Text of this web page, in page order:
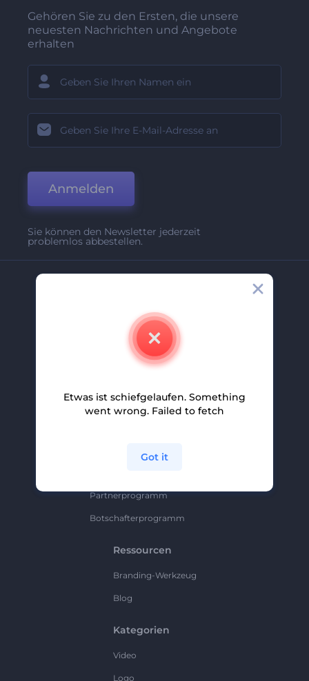
Gehören Sie zu den Ersten, die unsere
neuesten Nachrichten und Angebote
erhalten
Anmelden
Sie können den Newsletter jederzeit
problemlos abbestellen.
Partnerprogramm
Partnerprogramm
Botschafterprogramm
Ressourcen
Branding-Werkzeug
Blog
Kategorien
Video
Logo
Etwas ist schiefgelaufen. Something
went wrong. Failed to fetch
Got it